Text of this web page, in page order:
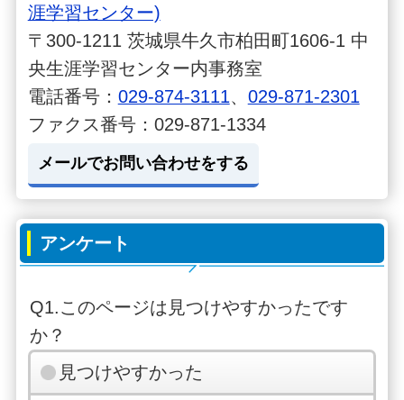
涯学習センター)
〒300-1211 茨城県牛久市柏田町1606-1 中
央生涯学習センター内事務室
電話番号： 029-874-3111、 029-871-2301
ファクス番号：029-871-1334
メールでお問い合わせをする
アンケート
Q1.このページは見つけやすかったです
か？
見つけやすかった